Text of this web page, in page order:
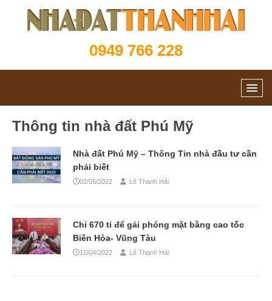
0949 766 228
Thông tin nhà đất Phú Mỹ
Nhà đất Phú Mỹ – Thông Tin nhà đầu tư cần
phải biết
02/05/2022 Lê Thanh Hải
Chi 670 tỉ để gải phóng mặt bằng cao tốc
Biên Hòa- Vũng Tàu
12/04/2022 Lê Thanh Hải